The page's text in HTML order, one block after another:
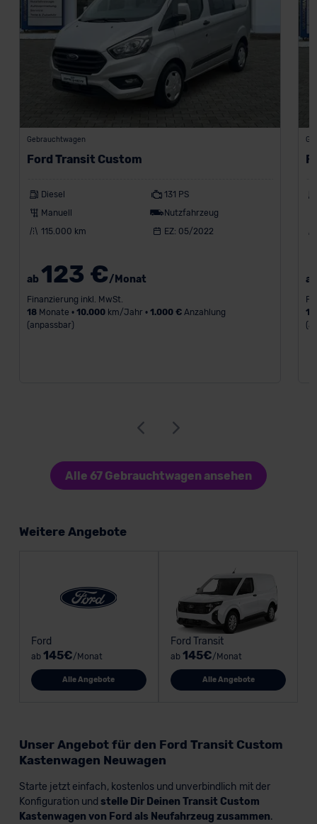
Gebrauchtwagen
Ford Transit Custom
Diesel
131 PS
Manuell
Nutzfahrzeug
115.000 km
EZ: 05/2022
ab 123 €/Monat
Finanzierung inkl. MwSt.
18Monate • 10.000km/Jahr • 1.000 €Anzahlung
(anpassbar)
18
Alle 67 Gebrauchtwagen ansehen
Weitere Angebote
Ford
ab 145€/Monat
Alle Angebote
Ford Transit
ab 145€/Monat
Alle Angebote
Unser Angebot für den Ford Transit Custom
Kastenwagen Neuwagen
Starte jetzt einfach, kostenlos und unverbindlich mit der
Konfiguration und stelle Dir Deinen Transit Custom
Kastenwagen von Ford als Neufahrzeug zusammen.